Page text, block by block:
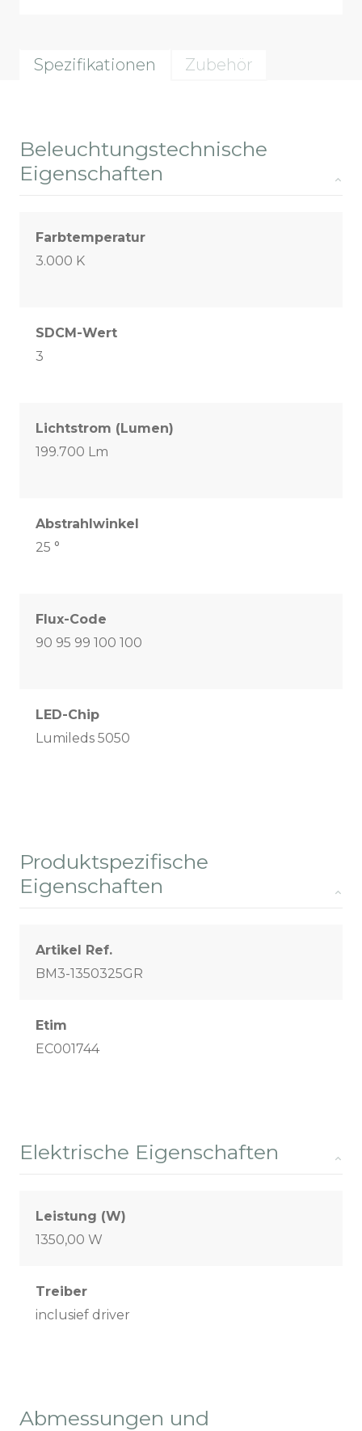
Spezifikationen Zubehör
Beleuchtungstechnische
Eigenschaften
Farbtemperatur
3.000 K
SDCM-Wert
3
Lichtstrom (Lumen)
199.700 Lm
Abstrahlwinkel
25 °
Flux-Code
90 95 99 100 100
LED-Chip
Lumileds 5050
Produktspezifische
Eigenschaften
Artikel Ref.
BM3-1350325GR
Etim
EC001744
Elektrische Eigenschaften
Leistung (W)
1350,00 W
Treiber
inclusief driver
Abmessungen und